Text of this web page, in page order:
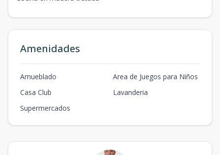
Amenidades
Amueblado
Area de Juegos para Niños
Casa Club
Lavanderia
Supermercados